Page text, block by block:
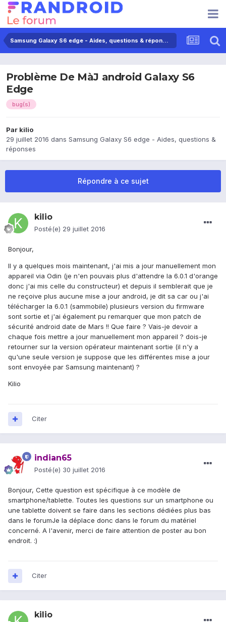
Samsung Galaxy S6 edge - Aides, questions & réponses
Problème De MàJ android Galaxy S6
Edge
bug(s)
Par kilio
29 juillet 2016 dans Samsung Galaxy S6 edge - Aides, questions &
réponses
Répondre à ce sujet
kilio
Posté(e) 29 juillet 2016
Bonjour,
Il y a quelques mois maintenant, j'ai mis a jour manuellement mon
appareil via Odin (je n'en pouvais plus d'attendre la 6.0.1 d'orange
donc j'ai mis celle du constructeur) et depuis il semblerait que je
ne reçoive plus aucune mise a jour android, je dit sa car ou j'ai
télécharger la 6.0.1 (sammobile) plusieurs version du firmware
sont sortie et j'ai également pu remarquer que mon patch de
sécurité android date de Mars !! Que faire ? Vais-je devoir a
chaque fois mettre a jour manuellement mon appareil ? dois-je
retourner sur la version opérateur maintenant sortie (il n'y a
qu'une seule version je suppose que les différentes mise a jour
sont envoyée par Samsung maintenant) ?
Kilio
Citer
indian65
Posté(e) 30 juillet 2016
Bonjour, Cette question est spécifique à ce modèle de
smartphone/tablette. Toutes les questions sur un smartphone ou
une tablette doivent se faire dans les sections dédiées plus bas
dans le forumJe la déplace donc dans le forum du matériel
concerné. A l'avenir, merci de faire attention de poster au bon
endroit. :)
Citer
kilio